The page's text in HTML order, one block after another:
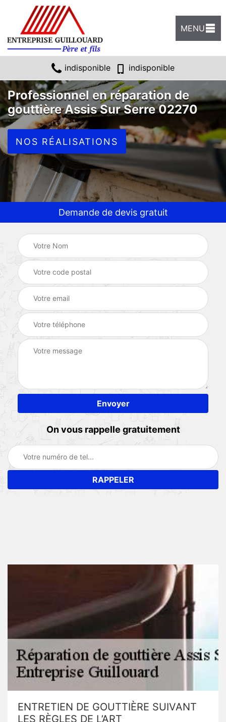
MENU
indisponible indisponible
Professionnel en réparation de
gouttière Assis Sur Serre 02270
NOS RÉALISATIONS
Demande de devis gratuit
On vous rappelle gratuitement
ENTRETIEN DE GOUTTIÈRE SUIVANT
LES RÈGLES DE L’ART